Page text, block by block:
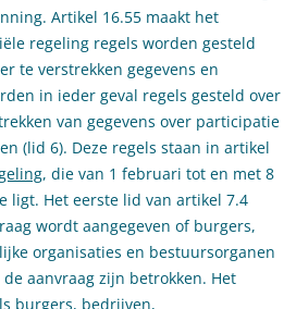
Artikel 16.55 maakt het
regeling regels worden gesteld
te verstrekken gegevens en
in ieder geval regels gesteld over
van gegevens over participatie
(lid 6). Deze regels staan in artikel
, die van 1 februari tot en met 8
ligt. Het eerste lid van artikel 7.4
wordt aangegeven of burgers,
organisaties en bestuursorganen
aanvraag zijn betrokken. Het
burgers, bedrijven,